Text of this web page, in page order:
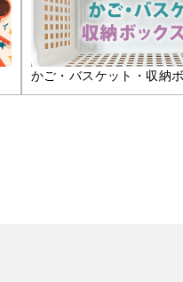
かご・バスケット・収納